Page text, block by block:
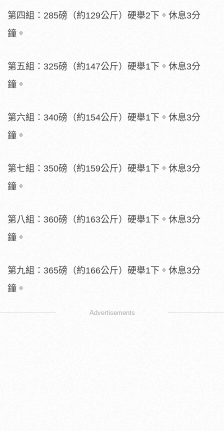
第四組：285磅（約129公斤）硬舉2下。休息3分
鐘。
第五組：325磅（約147公斤）硬舉1下。休息3分
鐘。
第六組：340磅（約154公斤）硬舉1下。休息3分
鐘。
第七組：350磅（約159公斤）硬舉1下。休息3分
鐘。
第八組：360磅（約163公斤）硬舉1下。休息3分
鐘。
第九組：365磅（約166公斤）硬舉1下。休息3分
鐘。
Advertisements